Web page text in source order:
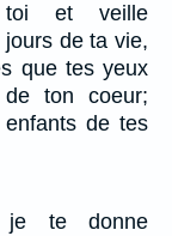
toi et veille
de ta vie,
que tes yeux
ton coeur;
de tes
je te donne